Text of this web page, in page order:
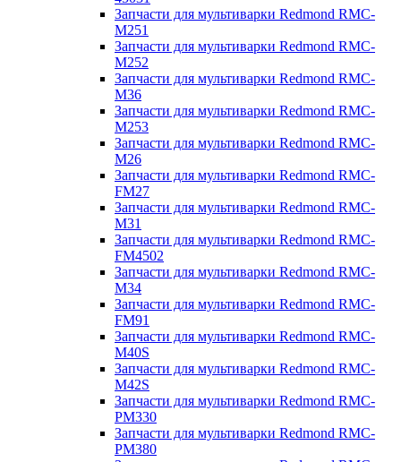
Запчасти для мультиварки Redmond RMC-
M251
Запчасти для мультиварки Redmond RMC-
M252
Запчасти для мультиварки Redmond RMC-
M36
Запчасти для мультиварки Redmond RMC-
M253
Запчасти для мультиварки Redmond RMC-
M26
Запчасти для мультиварки Redmond RMC-
FM27
Запчасти для мультиварки Redmond RMC-
M31
Запчасти для мультиварки Redmond RMC-
FM4502
Запчасти для мультиварки Redmond RMC-
M34
Запчасти для мультиварки Redmond RMC-
FM91
Запчасти для мультиварки Redmond RMC-
M40S
Запчасти для мультиварки Redmond RMC-
M42S
Запчасти для мультиварки Redmond RMC-
PM330
Запчасти для мультиварки Redmond RMC-
PM380